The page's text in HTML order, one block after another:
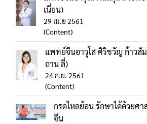
เนี่ยน)
29 เม.ย 2561
(Content)
แพทย์จีนอาวุโส ศิริขวัญ ก้าวสั
ถาน ลี่)
24 ก.ย. 2561
(Content)
กรดไหลย้อน รักษาได้ด้วยศ
จีน